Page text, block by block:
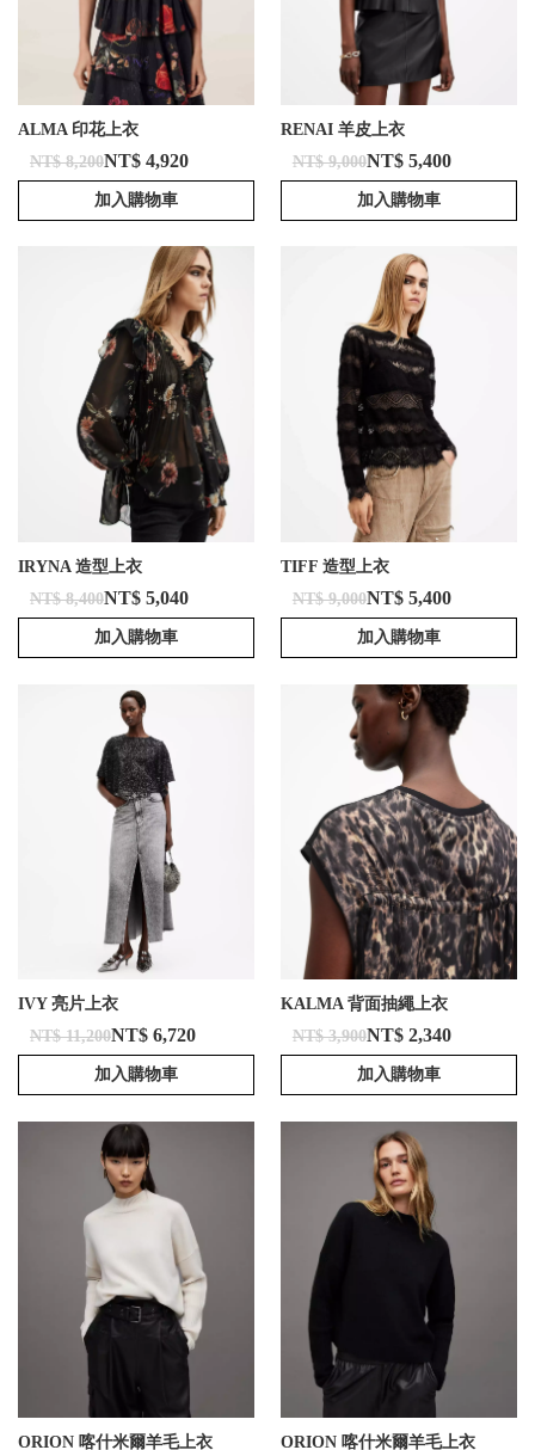
ALMA 印花上衣
NT$ 8,200NT$ 4,920
加入購物車
RENAI 羊皮上衣
NT$ 9,000NT$ 5,400
加入購物車
IRYNA 造型上衣
NT$ 8,400NT$ 5,040
加入購物車
TIFF 造型上衣
NT$ 9,000NT$ 5,400
加入購物車
IVY 亮片上衣
NT$ 11,200NT$ 6,720
加入購物車
KALMA 背面抽繩上衣
NT$ 3,900NT$ 2,340
加入購物車
ORION 喀什米爾羊毛上衣
ORION 喀什米爾羊毛上衣